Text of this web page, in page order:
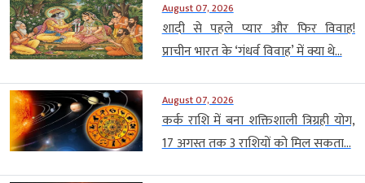
August 07, 2026
शादी से पहले प्यार और फिर विवाह!
प्राचीन भारत के ‘गंधर्व विवाह’ में क्या थे...
August 07, 2026
कर्क राशि में बना शक्तिशाली त्रिग्रही योग,
17 अगस्त तक 3 राशियों को मिल सकता...